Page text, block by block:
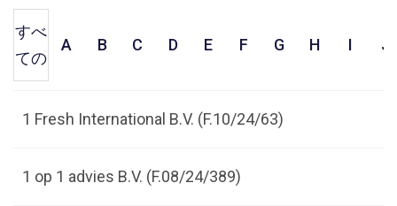
すべ
ての
A B C D E F G H I J
1 Fresh International B.V. (F.10/24/63)
1 op 1 advies B.V. (F.08/24/389)